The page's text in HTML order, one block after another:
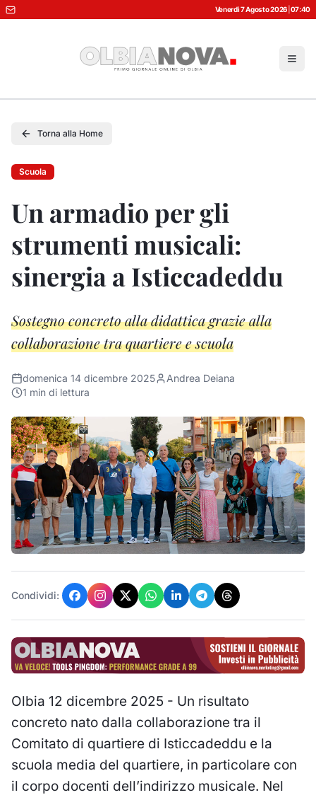
Venerdì 7 Agosto 2026 07:40
Torna alla Home
Scuola
Un armadio per gli
strumenti musicali:
sinergia a Isticcadeddu
Sostegno concreto alla didattica grazie alla
collaborazione tra quartiere e scuola
domenica 14 dicembre 2025
Andrea Deiana
1 min di lettura
Condividi:
Olbia 12 dicembre 2025 - Un risultato
concreto nato dalla collaborazione tra il
Comitato di quartiere di Isticcadeddu e la
scuola media del quartiere, in particolare con
il corpo docenti dell’indirizzo musicale. Nel